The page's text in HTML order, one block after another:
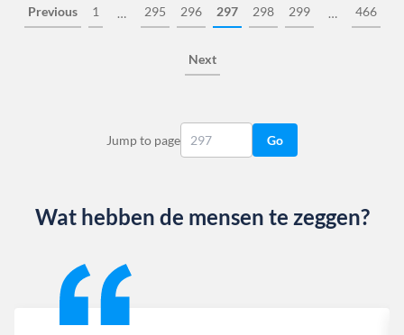
Previous 1 … 295 296 297 298 299 … 466
Next
Jump to page Go
Wat hebben de mensen te zeggen?